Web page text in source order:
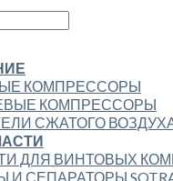
КОМПРЕССОРЫ
КОМПРЕССОРЫ
СЖАТОГО
ДЛЯ ВИНТОВЫХ
И СЕПАРАТОРЫ